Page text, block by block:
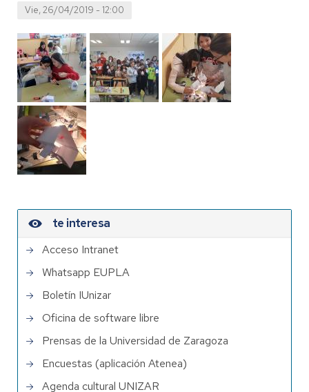
Vie, 26/04/2019 - 12:00
te interesa
Acceso Intranet
Whatsapp EUPLA
Boletín IUnizar
Oficina de software libre
Prensas de la Universidad de Zaragoza
Encuestas (aplicación Atenea)
Agenda cultural UNIZAR